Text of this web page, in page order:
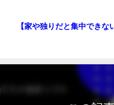
【家や独りだと集中でき